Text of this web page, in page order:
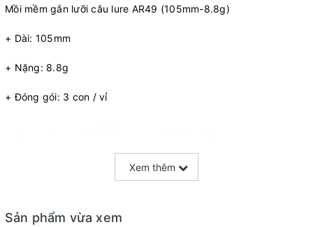
Mồi mềm gắn lưỡi câu lure AR49 (105mm-8.8g)
+ Dài: 105mm
+ Nặng: 8.8g
+ Đóng gói: 3 con / vỉ
Xem thêm
Sản phẩm vừa xem